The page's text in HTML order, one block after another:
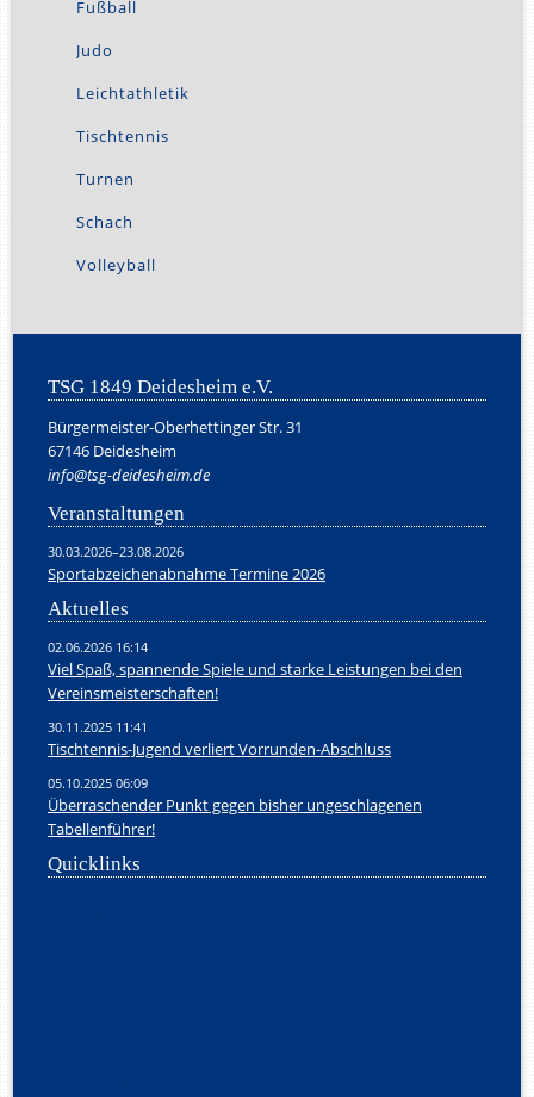
Fußball
Judo
Leichtathletik
Tischtennis
Turnen
Schach
Volleyball
TSG 1849 Deidesheim e.V.
Bürgermeister-Oberhettinger Str. 31
67146 Deidesheim
info@tsg-deidesheim.de
Veranstaltungen
30.03.2026–23.08.2026
Sportabzeichenabnahme Termine 2026
Aktuelles
02.06.2026 16:14
Viel Spaß, spannende Spiele und starke Leistungen bei den
Vereinsmeisterschaften!
30.11.2025 11:41
Tischtennis-Jugend verliert Vorrunden-Abschluss
05.10.2025 06:09
Überraschender Punkt gegen bisher ungeschlagenen
Tabellenführer!
Quicklinks